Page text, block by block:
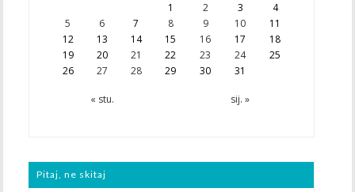
« stu. sij. »
1 2 3
4
5
6 7 8 9 10
11
12
13 14 15 16 17
18
19
20 21 22 23 24
25
26
27 28 29 30 31
Pitaj, ne skitaj